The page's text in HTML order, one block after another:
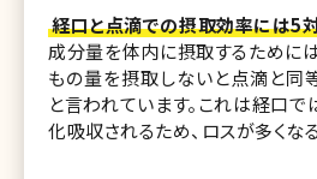
経口と点滴での摂取効率には5
成分量を体内に摂取するために
もの量を摂取しないと点滴と同
と言われています。これは経口
化吸収されるため、ロスが多くな